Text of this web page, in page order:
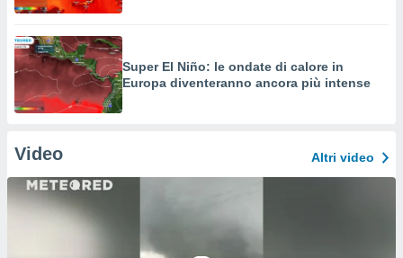
Super El Niño: le ondate di calore in
Europa diventeranno ancora più intense
Video Altri video